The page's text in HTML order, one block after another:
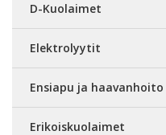
D-Kuolaimet
Elektrolyytit
Ensiapu ja haavanhoito
Erikoiskuolaimet